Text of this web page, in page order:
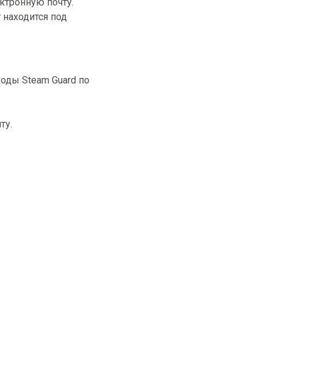
под
Steam Guard по